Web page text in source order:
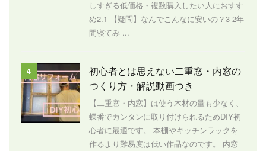
しすぎる低価格・複数購入したい人におすす
め2.1 【疑問】なんでこんなに安いの？3 2年
間寝てみ ...
4
初心者とは思えない二重窓・内窓の
つくり方・解説動画つき
【二重窓・内窓】は使う木材の量も少なく、
蝶番でカンタンに取り付けられるためDIY初
心者に最適です。 本棚やキッチンラックを
作るより難易度は低い作品なのです。 内窓